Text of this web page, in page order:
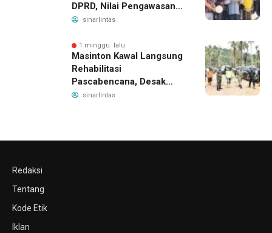
DPRD, Nilai Pengawasan
Bergeser Jadi
Intimidasi
sinarlintas
1 minggu lalu
Masinton Kawal Langsung
Rehabilitasi
Pascabencana, Desak
Penyelesaian Sabo Dam
sinarlintas
Redaksi
Tentang
Kode Etik
Iklan